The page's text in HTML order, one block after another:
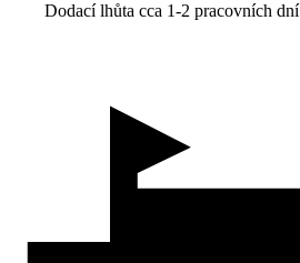
Dodací lhůta cca 1-2 pracovních dní